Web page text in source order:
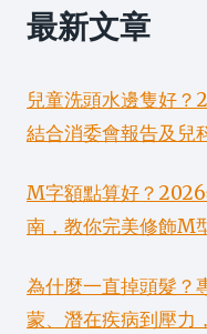
最新文章
兒童洗頭水邊隻好？
結合消委會報告及兒
M字額點算好？
南，教你完美修飾M
為什麼一直掉頭髮？
蒙、潛在疾病到壓力